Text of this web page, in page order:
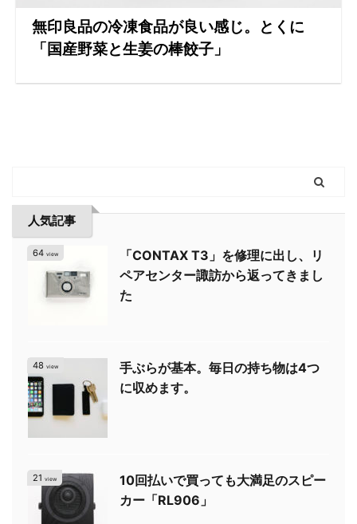
無印良品の冷凍食品が良い感じ。とくに
「国産野菜と生姜の棒餃子」
人気記事
64 view
「CONTAX T3」を修理に出し、リ
ペアセンター諏訪から返ってきまし
た
48 view
手ぶらが基本。毎日の持ち物は4つ
に収めます。
21 view
10回払いで買っても大満足のスピー
カー「RL906」